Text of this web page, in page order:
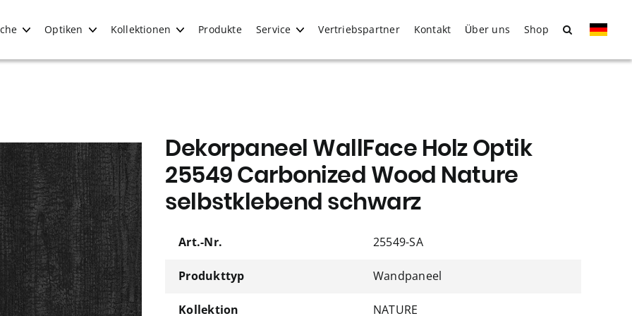
Optiken Kollektionen Produkte Service Vertriebspartner Kontakt Über uns Shop
Dekorpaneel WallFace Holz Optik
25549 Carbonized Wood Nature
selbstklebend schwarz
Art.-Nr. 25549-SA
Produkttyp Wandpaneel
Kollektion NATURE